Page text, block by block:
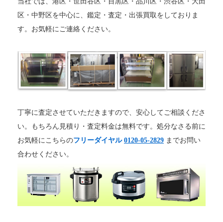
区・中野区を中心に、鑑定・査定・出張買取をしておりま
す。お気軽にご連絡ください。
丁寧に査定させていただきますので、安心してご相談くださ
い。もちろん見積り・査定料金は無料です。処分なさる前に
お気軽にこちらのフリーダイヤル 0120-05-2829 までお問い
合わせください。